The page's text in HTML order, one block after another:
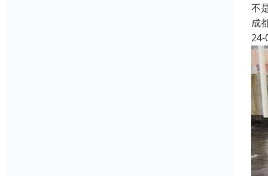
不
成
24-